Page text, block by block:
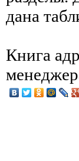
дана
Книга